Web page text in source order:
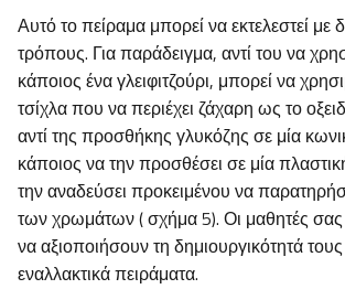
Αυτό το πείραμα μπορεί να εκτελεστεί με
τρόπους. Για παράδειγμα, αντί του να
κάποιος ένα γλειφιτζούρι, μπορεί να
τσίχλα που να περιέχει ζάχαρη ως το
αντί της προσθήκης γλυκόζης σε μία
κάποιος να την προσθέσει σε μία
την αναδεύσει προκειμένου να
των χρωμάτων ( σχήμα 5). Οι μαθητές
να αξιοποιήσουν τη δημιουργικότητά
εναλλακτικά πειράματα.